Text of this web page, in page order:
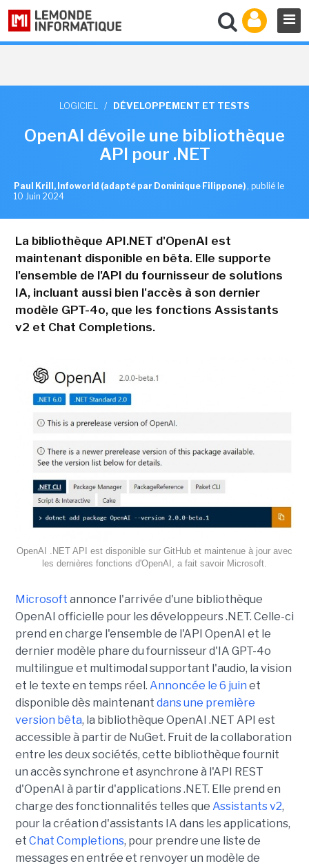
LOGICIEL / DÉVELOPPEMENT ET TESTS
OpenAI dévoile une bibliothèque
API pour .NET
Paul Krill, Infoworld (adapté par Dominique Filippone) , publié le
10 Juin 2024
La bibliothèque API.NET d'OpenAI est
maintenant disponible en bêta. Elle supporte
l'ensemble de l'API du fournisseur de solutions
IA, incluant aussi bien l'accès à son dernier
modèle GPT-4o, que les fonctions Assistants
v2 et Chat Completions.
OpenAI .NET API est disponible sur GitHub et maintenue à jour avec
les dernières fonctions d'OpenAI, a fait savoir Microsoft.
Microsoft annonce l'arrivée d'une bibliothèque
OpenAI officielle pour les développeurs .NET. Celle-ci
prend en charge l'ensemble de l'API OpenAI et le
dernier modèle phare du fournisseur d'IA GPT-4o
multilingue et multimodal supportant l'audio, la vision
et le texte en temps réel. Annoncée le 6 juin et
disponible dès maintenant dans une première
version bêta, la bibliothèque OpenAI .NET API est
accessible à partir de NuGet. Fruit de la collaboration
entre les deux sociétés, cette bibliothèque fournit
un accès synchrone et asynchrone à l'API REST
d'OpenAI à partir d'applications .NET. Elle prend en
charge des fonctionnalités telles que Assistants v2,
pour la création d'assistants IA dans les applications,
et Chat Completions, pour prendre une liste de
messages en entrée et renvoyer un modèle de